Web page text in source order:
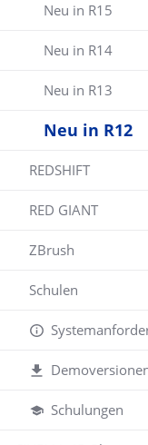
Neu in R15
Neu in R14
Neu in R13
Neu in R12
REDSHIFT
RED GIANT
ZBrush
Schulen
Schulungen